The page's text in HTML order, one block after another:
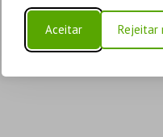
Aceitar Rejeitar